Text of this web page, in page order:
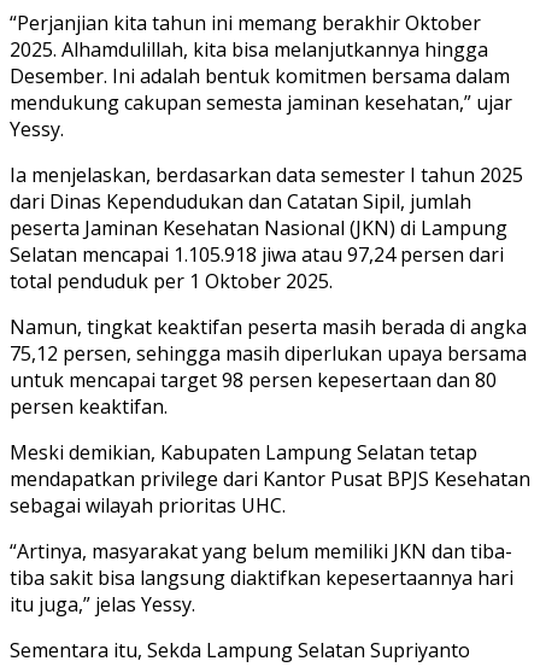
“Perjanjian kita tahun ini memang berakhir Oktober
2025. Alhamdulillah, kita bisa melanjutkannya hingga
Desember. Ini adalah bentuk komitmen bersama dalam
mendukung cakupan semesta jaminan kesehatan,” ujar
Yessy.
Ia menjelaskan, berdasarkan data semester I tahun 2025
dari Dinas Kependudukan dan Catatan Sipil, jumlah
peserta Jaminan Kesehatan Nasional (JKN) di Lampung
Selatan mencapai 1.105.918 jiwa atau 97,24 persen dari
total penduduk per 1 Oktober 2025.
Namun, tingkat keaktifan peserta masih berada di angka
75,12 persen, sehingga masih diperlukan upaya bersama
untuk mencapai target 98 persen kepesertaan dan 80
persen keaktifan.
Meski demikian, Kabupaten Lampung Selatan tetap
mendapatkan privilege dari Kantor Pusat BPJS Kesehatan
sebagai wilayah prioritas UHC.
“Artinya, masyarakat yang belum memiliki JKN dan tiba-
tiba sakit bisa langsung diaktifkan kepesertaannya hari
itu juga,” jelas Yessy.
Sementara itu, Sekda Lampung Selatan Supriyanto